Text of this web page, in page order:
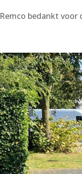
Remco bedankt voor